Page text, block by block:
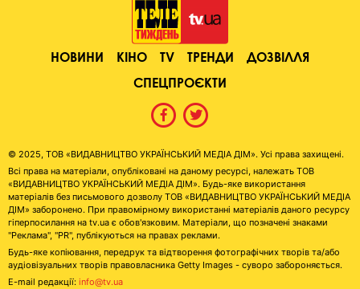
НОВИНИ КІНО TV ТРЕНДИ
ДОЗВІЛЛЯ
СПЕЦПРОЄКТИ
© 2025, ТОВ «ВИДАВНИЦТВО УКРАЇНСЬКИЙ МЕДІА ДІМ». Усі права захищені.
Всі права на матеріали, опубліковані на даному ресурсі, належать ТОВ
«ВИДАВНИЦТВО УКРАЇНСЬКИЙ МЕДІА ДІМ». Будь-яке використання
матеріалів без письмового дозволу ТОВ «ВИДАВНИЦТВО УКРАЇНСЬКИЙ МЕДІА
ДІМ» заборонено. При правомірному використанні матеріалів даного ресурсу
гіперпосилання на tv.ua є обов'язковим. Матеріали, що позначені знаками
"Реклама", "PR", публікуються на правах реклами.
Будь-яке копіювання, передрук та відтворення фотографічних творів та/або
аудіовізуальних творів правовласника Getty Images - суворо забороняється.
E-mail редакції: info@tv.ua